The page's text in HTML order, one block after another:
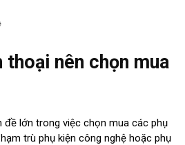
thoại nên chọn mua
đề lớn trong việc chọn mua các phụ
trù phụ kiện công nghệ hoặc phụ